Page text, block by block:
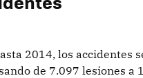
2014, los accidentes
de 7.097 lesiones a